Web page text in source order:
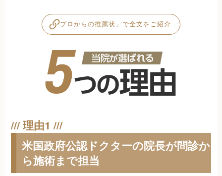
プロからの推薦状」で全文をご紹介
米国政府公認ドクターの院長が問診か
ら施術まで担当